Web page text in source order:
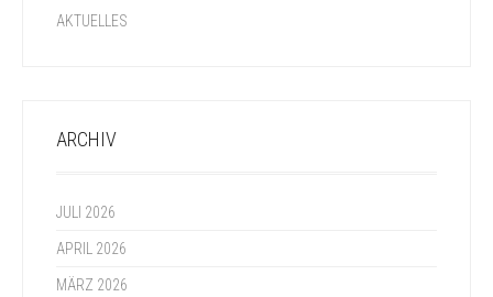
AKTUELLES
ARCHIV
JULI 2026
APRIL 2026
MÄRZ 2026